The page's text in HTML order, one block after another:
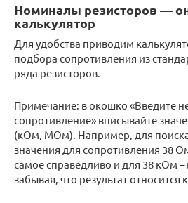
Номиналы резисторов —
калькулятор
Для удобства приводим
подбора сопротивления из
ряда резисторов.
Примечание: в окошко «Введите
сопротивление» вписывайте
(кОм, МОм). Например, для
значения для сопротивления 38
самое справедливо и для 38 кОм
забывая, что результат относится